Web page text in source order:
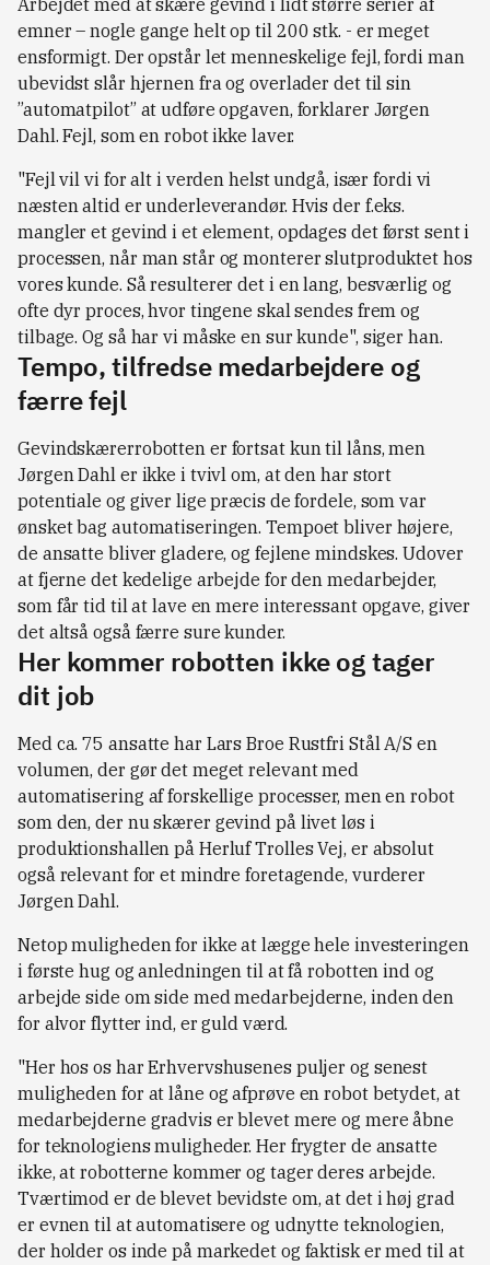
Arbejdet med at skære gevind i lidt større serier af
emner – nogle gange helt op til 200 stk. - er meget
ensformigt. Der opstår let menneskelige fejl, fordi man
ubevidst slår hjernen fra og overlader det til sin
”automatpilot” at udføre opgaven, forklarer Jørgen
Dahl. Fejl, som en robot ikke laver.
"Fejl vil vi for alt i verden helst undgå, især fordi vi
næsten altid er underleverandør. Hvis der f.eks.
mangler et gevind i et element, opdages det først sent i
processen, når man står og monterer slutproduktet hos
vores kunde. Så resulterer det i en lang, besværlig og
ofte dyr proces, hvor tingene skal sendes frem og
tilbage. Og så har vi måske en sur kunde", siger han.
Tempo, tilfredse medarbejdere og
færre fejl
Gevindskærerrobotten er fortsat kun til låns, men
Jørgen Dahl er ikke i tvivl om, at den har stort
potentiale og giver lige præcis de fordele, som var
ønsket bag automatiseringen. Tempoet bliver højere,
de ansatte bliver gladere, og fejlene mindskes. Udover
at fjerne det kedelige arbejde for den medarbejder,
som får tid til at lave en mere interessant opgave, giver
det altså også færre sure kunder.
Her kommer robotten ikke og tager
dit job
Med ca. 75 ansatte har Lars Broe Rustfri Stål A/S en
volumen, der gør det meget relevant med
automatisering af forskellige processer, men en robot
som den, der nu skærer gevind på livet løs i
produktionshallen på Herluf Trolles Vej, er absolut
også relevant for et mindre foretagende, vurderer
Jørgen Dahl.
Netop muligheden for ikke at lægge hele investeringen
i første hug og anledningen til at få robotten ind og
arbejde side om side med medarbejderne, inden den
for alvor flytter ind, er guld værd.
"Her hos os har Erhvervshusenes puljer og senest
muligheden for at låne og afprøve en robot betydet, at
medarbejderne gradvis er blevet mere og mere åbne
for teknologiens muligheder. Her frygter de ansatte
ikke, at robotterne kommer og tager deres arbejde.
Tværtimod er de blevet bevidste om, at det i høj grad
er evnen til at automatisere og udnytte teknologien,
der holder os inde på markedet og faktisk er med til at